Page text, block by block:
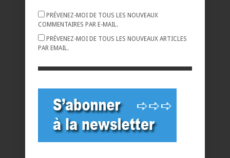
PRÉVENEZ-MOI DE TOUS LES NOUVEAUX
COMMENTAIRES PAR E-MAIL.
PRÉVENEZ-MOI DE TOUS LES NOUVEAUX ARTICLES
PAR EMAIL.